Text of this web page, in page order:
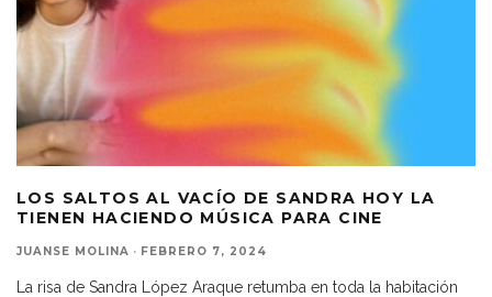
LOS SALTOS AL VACÍO DE SANDRA HOY LA
TIENEN HACIENDO MÚSICA PARA CINE
JUANSE MOLINA · FEBRERO 7, 2024
La risa de Sandra López Araque retumba en toda la habitación